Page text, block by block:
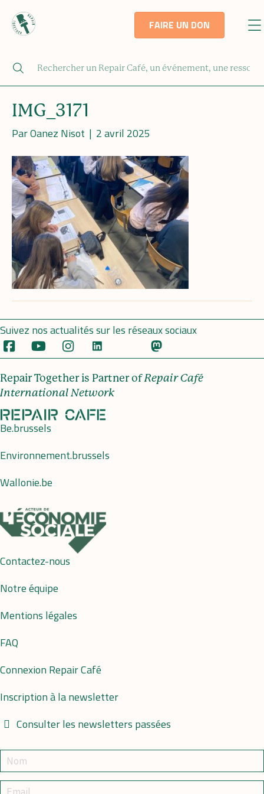
FAIRE UN DON
IMG_3171
ParOanez Nisot | 2 avril 2025
Suivez nos actualités sur les réseaux sociaux
Repair Together is Partner ofRepair Café
International Network
Be.brussels
Environnement.brussels
Wallonie.be
Contactez-nous
Notre équipe
Mentions légales
FAQ
Connexion Repair Café
Inscription à la newsletter
Consulter les newsletters passées